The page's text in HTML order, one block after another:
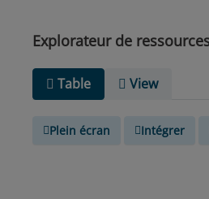
Explorateur de
Table View
Plein écran Intégrer